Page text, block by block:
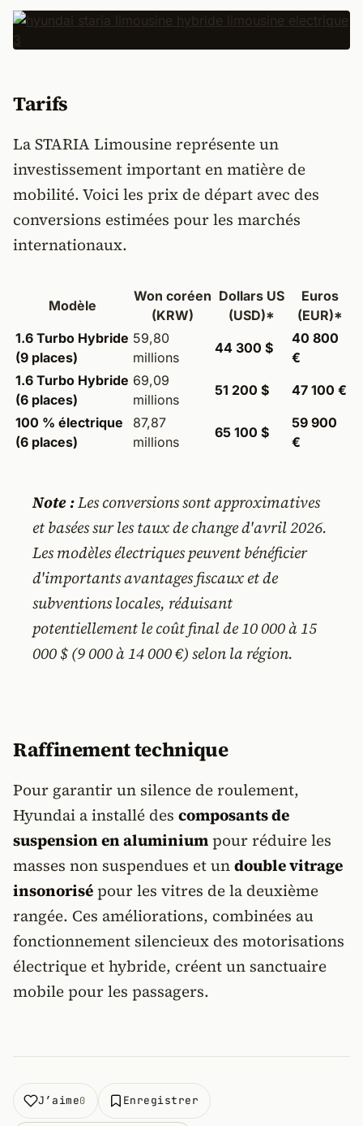
Tarifs
La STARIA Limousine représente un
investissement important en matière de
mobilité. Voici les prix de départ avec des
conversions estimées pour les marchés
internationaux.
Modèle
Won coréen
(KRW)
Dollars US
(USD)*
Euros
(EUR)*
1.6 Turbo Hybride
(9 places)
59,80
millions
44 300 $
40 800
€
1.6 Turbo Hybride
(6 places)
69,09
millions
51 200 $
47 100 €
100 % électrique
(6 places)
87,87
millions
65 100 $
59 900
€
Note :Les conversions sont approximatives
et basées sur les taux de change d'avril 2026.
Les modèles électriques peuvent bénéficier
d'importants avantages fiscaux et de
subventions locales, réduisant
potentiellement le coût final de 10 000 à 15
000 $ (9 000 à 14 000 €) selon la région.
Raffinement technique
Pour garantir un silence de roulement,
Hyundai a installé des composants de
suspension en aluminiumpour réduire les
masses non suspendues et undouble vitrage
insonorisépour les vitres de la deuxième
rangée. Ces améliorations, combinées au
fonctionnement silencieux des motorisations
électrique et hybride, créent un sanctuaire
mobile pour les passagers.
J’aime0 Enregistrer